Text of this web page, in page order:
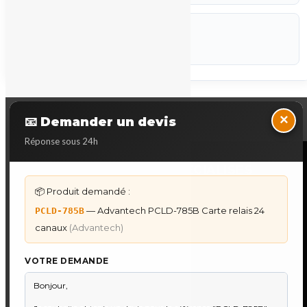
📧 Demander un devis
Réponse sous 24h
×
📦 Produit demandé :
PCLD-785B — Advantech PCLD-785B Carte relais 24
canaux (Advantech)
VOTRE DEMANDE
Back to Top
DÉPANNAGE AUTOMATES
Dépannage Schneider Modicon
Dépannage Mitsubishi Melsec
Dépannage ABB AC500